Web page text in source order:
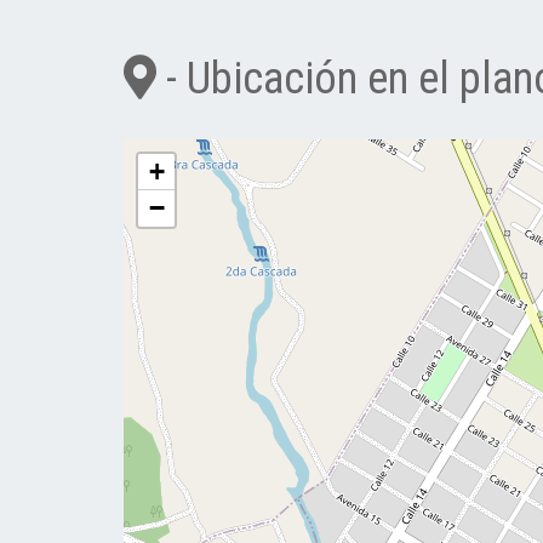
- Ubicación en el
+
−